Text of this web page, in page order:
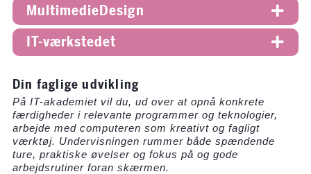
MultimedieDesign
IT-værkstedet
Din faglige udvikling
På IT-akademiet vil du, ud over at opnå konkrete
færdigheder i relevante programmer og teknologier,
arbejde med computeren som kreativt og fagligt
værktøj. Undervisningen rummer både spændende
ture, praktiske øvelser og fokus på og gode
arbejdsrutiner foran skærmen.